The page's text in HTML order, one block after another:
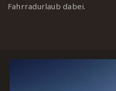
Fahrradurlaub dabei.